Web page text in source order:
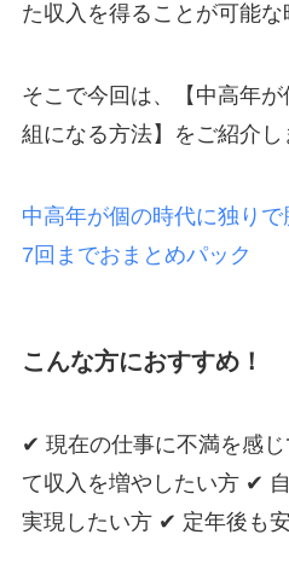
た収入を得ることが可能な
そこで今回は、【中高年
組になる方法】をご紹介し
中高年が個の時代に独り
7回までおまとめパック
こんな方におすすめ！
✔ 現在の仕事に不満を感
て収入を増やしたい方 ✔
実現したい方 ✔ 定年後も